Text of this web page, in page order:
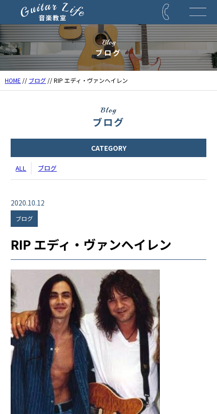
Blog
ブログ
HOME // ブログ // RIP エディ・ヴァンヘイレン
Blog
ブログ
CATEGORY
ALL ブログ
2020.10.12
ブログ
RIP エディ・ヴァンヘイレン